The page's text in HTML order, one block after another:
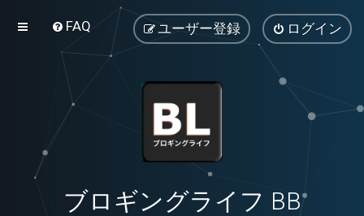
FAQ ログイン
ユーザー登録
ブロギングライフ BB